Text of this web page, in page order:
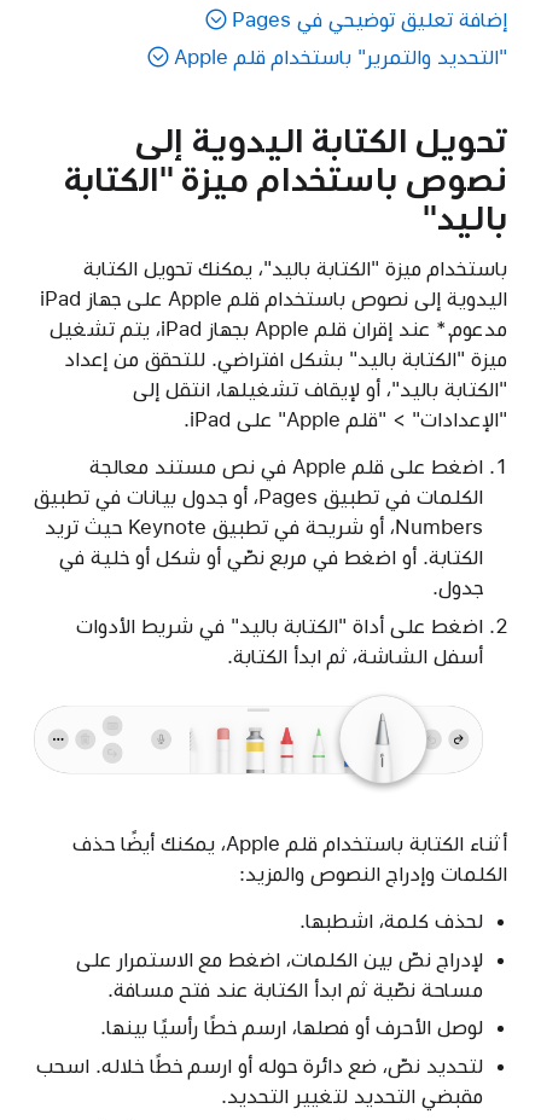
إضافة تعليق توضيحي في Pages
"التحديد والتمرير" باستخدام قلم Apple
تحويل الكتابة اليدوية إلى
نصوص باستخدام ميزة "الكتابة
باليد"
باستخدام ميزة "الكتابة باليد"، يمكنك تحويل الكتابة
اليدوية إلى نصوص باستخدام قلم Apple على جهاز iPad
مدعوم.* عند إقران قلم Apple بجهاز iPad، يتم تشغيل
ميزة "الكتابة باليد" بشكل افتراضي. للتحقق من إعداد
"الكتابة باليد"، أو لإيقاف تشغيلها، انتقل إلى
"الإعدادات" > "قلم Apple" على iPad.
اضغط على قلم Apple في نص مستند معالجة
الكلمات في تطبيق Pages، أو جدول بيانات في تطبيق
Numbers، أو شريحة في تطبيق Keynote حيث تريد
الكتابة. أو اضغط في مربع نصّي أو شكل أو خلية في
جدول.
اضغط على أداة "الكتابة باليد" في شريط الأدوات
أسفل الشاشة، ثم ابدأ الكتابة.
أثناء الكتابة باستخدام قلم Apple، يمكنك أيضًا حذف
الكلمات وإدراج النصوص والمزيد:
لحذف كلمة، اشطبها.
لإدراج نصّ بين الكلمات، اضغط مع الاستمرار على
مساحة نصّية ثم ابدأ الكتابة عند فتح مسافة.
لوصل الأحرف أو فصلها، ارسم خطًا رأسيًا بينها.
لتحديد نصّ، ضع دائرة حوله أو ارسم خطًا خلاله. اسحب
مقبضي التحديد لتغيير التحديد.